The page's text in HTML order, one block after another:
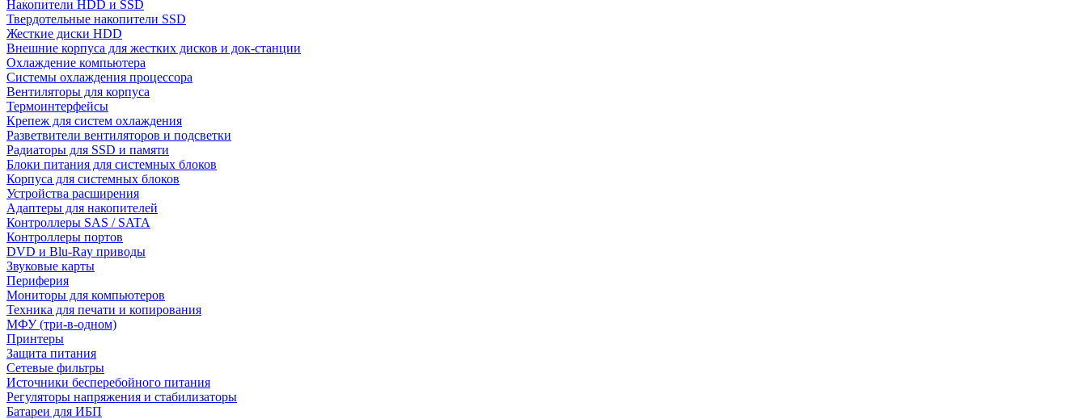
Накопители HDD и SSD
Твердотельные накопители SSD
Жесткие диски HDD
Внешние корпуса для жестких дисков и док-станции
Охлаждение компьютера
Системы охлаждения процессора
Вентиляторы для корпуса
Термоинтерфейсы
Крепеж для систем охлаждения
Разветвители вентиляторов и подсветки
Радиаторы для SSD и памяти
Блоки питания для системных блоков
Корпуса для системных блоков
Устройства расширения
Адаптеры для накопителей
Контроллеры SAS / SATA
Контроллеры портов
DVD и Blu-Ray приводы
Звуковые карты
Периферия
Мониторы для компьютеров
Техника для печати и копирования
МФУ (три-в-одном)
Принтеры
Защита питания
Сетевые фильтры
Источники бесперебойного питания
Регуляторы напряжения и стабилизаторы
Батареи для ИБП